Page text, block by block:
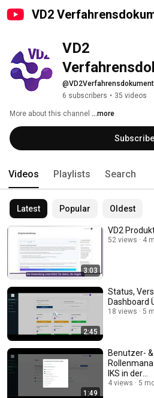
VD2
VD2
6 subscribers • 35 videos
More about this channel ...more
Subscribe
Videos Playlists Search
Latest Popular Oldest
3:03
VD2
52 views 4
2:45
Status,
Dashboard
18 views 5
1:49
Benutzer- &
IKS in der
4 views 5